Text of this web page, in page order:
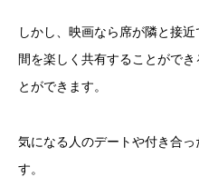
しかし、映画なら席が隣と接
間を楽しく共有することがで
とができます。
気になる人のデートや付き合
す。